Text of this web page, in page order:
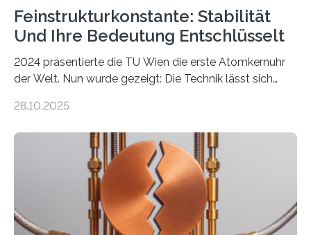
Feinstrukturkonstante: Stabilität
Und Ihre Bedeutung Entschlüsselt
2024 präsentierte die TU Wien die erste Atomkernuhr
der Welt. Nun wurde gezeigt: Die Technik lässt sich
fundamentalen Physik nachzugehen. Thorium-
Messungen verwenden. Das hatte man jahrzehntelang
vermutet, weltweit war nach den passenden
Atomkern-Zuständen gesucht worden, 2024 gelang
einem Team der TU Wien mit Unterstützung
internationaler Partner der entscheidende Durchbruch:
Der lange diskutierte Thorium-Kernübergang wurde
28.10.2025